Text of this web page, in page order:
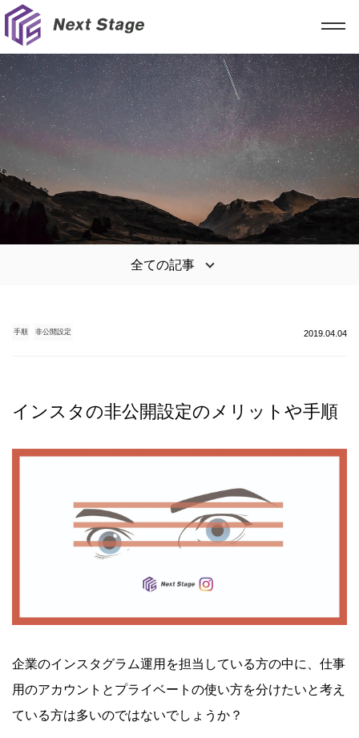
全ての記事
手順 非公開設定 2019.04.04
インスタの非公開設定のメリットや手順
企業のインスタグラム運用を担当している方の中に、仕事
用のアカウントとプライベートの使い方を分けたいと考え
ている方は多いのではないでしょうか？